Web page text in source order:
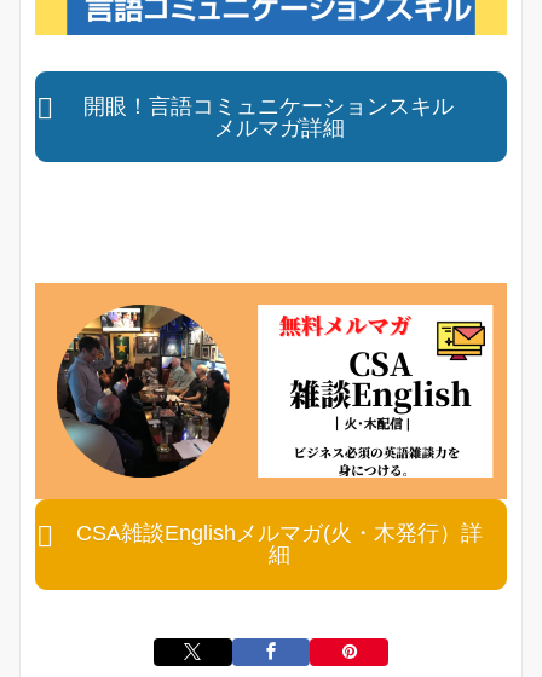
開眼！言語コミュニケーションスキル
メルマガ詳細
CSA雑談Englishメルマガ(火・木発行）詳
細